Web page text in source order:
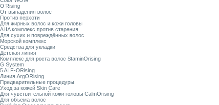
O’Rising
От выпадения волос
Против перхоти
Для жирных волос и кожи головы
AHA комплекс против старения
Для сухих и повреждённых волос
Морской комплекс
Средства для укладки
Детская линия
Комплекс для роста волос StaminOrising
G System
5 ALF-ORising
Линия ArgORising
Предварительные процедуры
Уход за кожей Skin Care
Для чувствительной кожи головы CalmOrising
Для объема волос